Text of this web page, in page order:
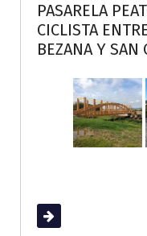
PASARELA
CICLISTA
BEZANA Y SAN
Read More